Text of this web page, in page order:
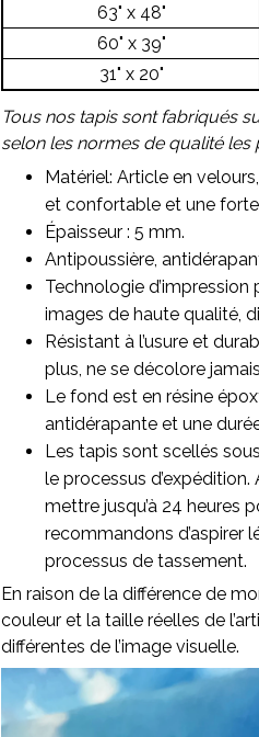
63" x 48"
60" x 39"
31" x 20"
Tous nos tapis sont fabriqués
selon les normes de qualité les
Matériel: Article en
et confortable et une
Épaisseur : 5 mm.
Antipoussière,
Technologie
images de haute qualité,
Résistant à l’usure et
plus, ne se décolore
Le fond est en résine
antidérapante et une
Les tapis sont scellés
le processus
mettre jusqu’à 24 heures
recommandons d’aspirer
processus de tassement.
En raison de la différence de
couleur et la taille réelles de
différentes de l’image visuelle.